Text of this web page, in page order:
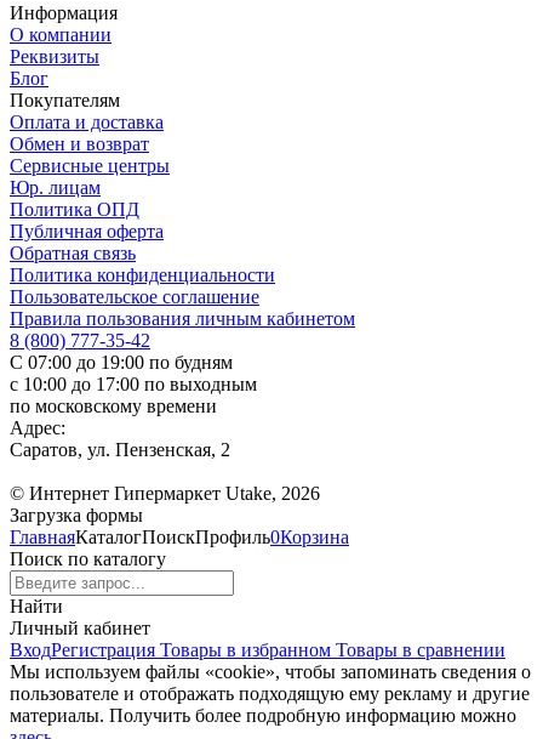
Информация
О компании
Реквизиты
Блог
Покупателям
Оплата и доставка
Обмен и возврат
Сервисные центры
Юр. лицам
Политика ОПД
Публичная оферта
Обратная связь
Политика конфиденциальности
Пользовательское соглашение
Правила пользования личным кабинетом
8 (800) 777-35-42
С 07:00 до 19:00 по будням
с 10:00 до 17:00 по выходным
по московскому времени
Адрес:
Саратов, ул. Пензенская, 2
© Интернет Гипермаркет Utake, 2026
Загрузка формы
ГлавнаяКаталогПоискПрофиль0Корзина
Поиск по каталогу
Найти
Личный кабинет
ВходРегистрация Товары в избранном Товары в сравнении
Мы используем файлы «cookie», чтобы запоминать сведения о
пользователе и отображать подходящую ему рекламу и другие
материалы. Получить более подробную информацию можно